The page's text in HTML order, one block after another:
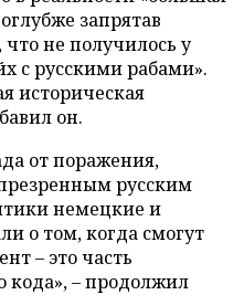
запрятав
что не получилось у
с русскими рабами».
историческая
он.
от поражения,
русским
немецкие и
о том, когда смогут
– это часть
кода», – продолжил